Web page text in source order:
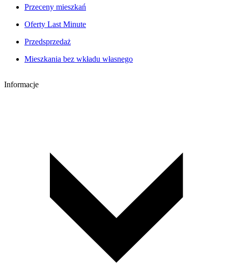
Przeceny mieszkań
Oferty Last Minute
Przedsprzedaż
Mieszkania bez wkładu własnego
Informacje